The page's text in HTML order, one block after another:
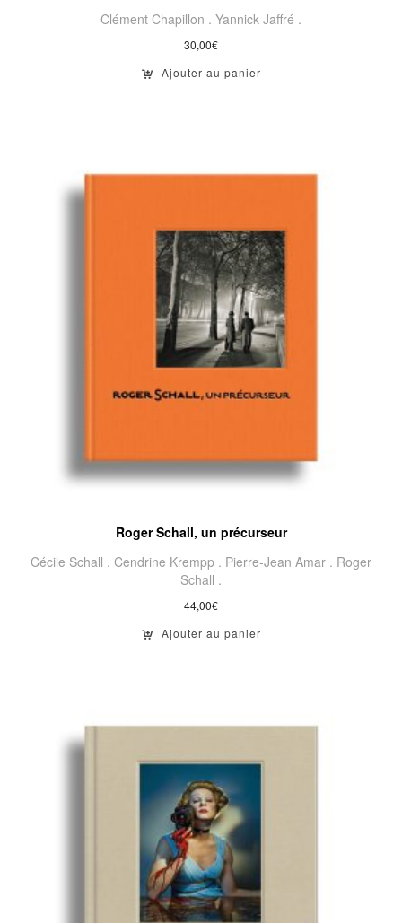
Clément Chapillon . Yannick Jaffré .
30,00€
Ajouter au panier
Roger Schall, un précurseur
Cécile Schall . Cendrine Krempp . Pierre-Jean Amar . Roger
Schall .
44,00€
Ajouter au panier